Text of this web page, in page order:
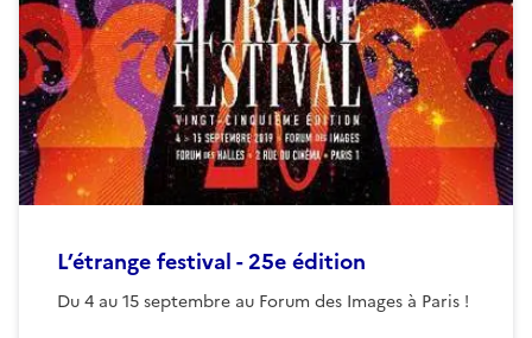
L’étrange festival - 25e édition
Du 4 au 15 septembre au Forum des Images à Paris !